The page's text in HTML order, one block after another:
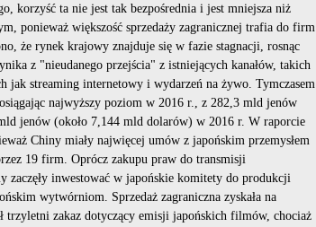
korzyść ta nie jest tak bezpośrednia i jest mniejsza niż
ponieważ większość sprzedaży zagranicznej trafia do firm
że rynek krajowy znajduje się w fazie stagnacji, rosnąc
z "nieudanego przejścia" z istniejących kanałów, takich
jak streaming internetowy i wydarzeń na żywo. Tymczasem
najwyższy poziom w 2016 r., z 282,3 mld jenów
jenów (około 7,144 mld dolarów) w 2016 r. W raporcie
Chiny miały najwięcej umów z japońskim przemysłem
19 firm. Oprócz zakupu praw do transmisji
inwestować w japońskie komitety do produkcji
wytwórniom. Sprzedaż zagraniczna zyskała na
trzyletni zakaz dotyczący emisji japońskich filmów, chociaż